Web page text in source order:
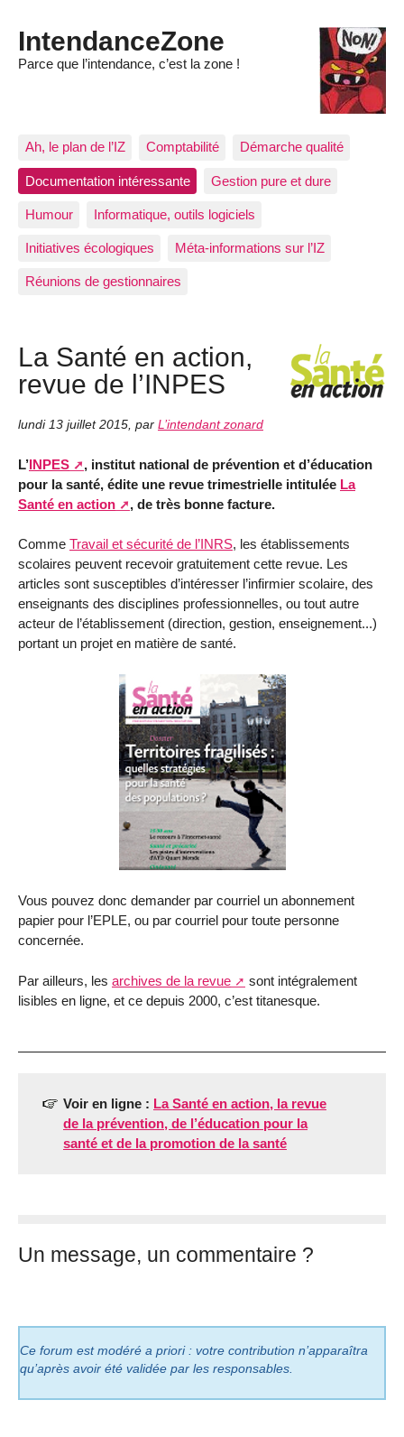
IntendanceZone
Parce que l’intendance, c’est la zone !
Ah, le plan de l’IZ Comptabilité Démarche qualité
Documentation intéressante Gestion pure et dure
Humour Informatique, outils logiciels
Initiatives écologiques Méta-informations sur l’IZ
Réunions de gestionnaires
La Santé en action,
revue de l’INPES
lundi 13 juillet 2015 par L’intendant zonard
L’INPES
, institut national de prévention et d’éducation
pour la santé, édite une revue trimestrielle intitulée La
Santé en action
, de très bonne facture.
Comme Travail et sécurité de l’INRS, les établissements
scolaires peuvent recevoir gratuitement cette revue. Les
articles sont susceptibles d’intéresser l’infirmier scolaire, des
enseignants des disciplines professionnelles, ou tout autre
acteur de l’établissement (direction, gestion, enseignement...)
portant un projet en matière de santé.
Vous pouvez donc demander par courriel un abonnement
papier pour l’EPLE, ou par courriel pour toute personne
concernée.
Par ailleurs, les archives de la revue
sont intégralement
lisibles en ligne, et ce depuis 2000, c’est titanesque.
Voir en ligne : La Santé en action, la revue
de la prévention, de l’éducation pour la
santé et de la promotion de la santé
Un message, un commentaire ?
Ce forum est modéré a priori : votre contribution n’apparaîtra
qu’après avoir été validée par les responsables.